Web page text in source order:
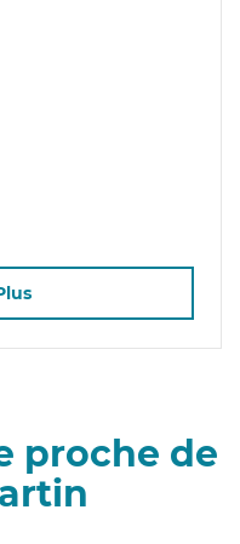
proche de